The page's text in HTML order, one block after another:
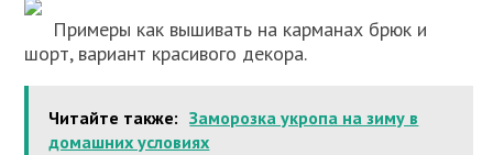
Примеры как вышивать на карманах брюк и
шорт, вариант красивого декора.
Читайте также: Заморозка укропа на зиму в
домашних условиях